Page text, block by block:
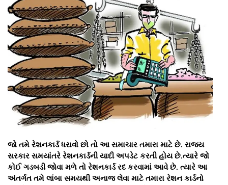
જો તમે રેશનકાર્ડ ધરાવો છો તો આ સમાચાર તમારા માટે છે. રાજ્ય
સરકાર સમયાંતરે રેશનકાર્ડની યાદી અપડેટ કરતી હોય છે.ત્યારે જો
કોઈ ગડબડી જોવા મળે તો રેશનકાર્ડ રદ કરવામાં આવે છે. ત્યારે આ
અંતર્ગત તમે લાંબા સમયથી અનાજ લેવા માટે તમારા રેશન કાર્ડનો